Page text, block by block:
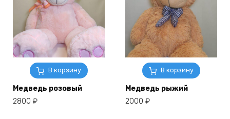
В корзину
Медведь розовый
2800 ₽
В корзину
Медведь рыжий
2000 ₽